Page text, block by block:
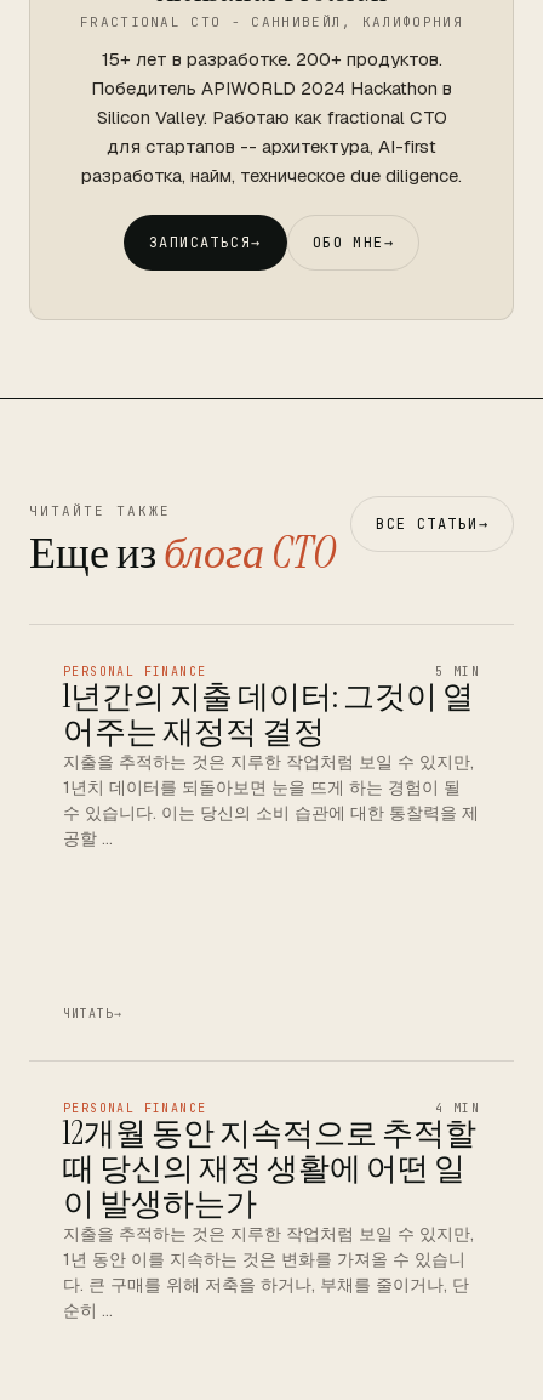
FRACTIONAL CTO - САННИВЕЙЛ, КАЛИФОРНИЯ
15+ лет в разработке. 200+ продуктов.
Победитель APIWORLD 2024 Hackathon в
Silicon Valley. Работаю как fractional CTO
для стартапов -- архитектура, AI-first
разработка, найм, техническое due diligence.
ЗАПИСАТЬСЯ→ ОБО МНЕ→
ЧИТАЙТЕ ТАКЖЕ
Еще изблога CTO ВСЕ СТАТЬИ→
PERSONAL FINANCE 5 MIN
1년간의 지출 데이터: 그것이 열
어주는 재정적 결정
지출을 추적하는 것은 지루한 작업처럼 보일 수 있지만,
1년치 데이터를 되돌아보면 눈을 뜨게 하는 경험이 될
수 있습니다. 이는 당신의 소비 습관에 대한 통찰력을 제
공할 …
ЧИТАТЬ→
PERSONAL FINANCE 4 MIN
12개월 동안 지속적으로 추적할
때 당신의 재정 생활에 어떤 일
이 발생하는가
지출을 추적하는 것은 지루한 작업처럼 보일 수 있지만,
1년 동안 이를 지속하는 것은 변화를 가져올 수 있습니
다. 큰 구매를 위해 저축을 하거나, 부채를 줄이거나, 단
순히 …